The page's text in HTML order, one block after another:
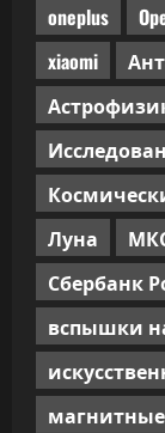
oneplus
xiaomi
Луна
Сбербанк
вспышки